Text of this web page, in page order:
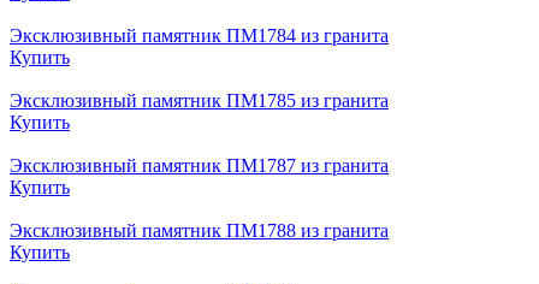
Эксклюзивный памятник ПМ1784 из гранита
Купить
Эксклюзивный памятник ПМ1785 из гранита
Купить
Эксклюзивный памятник ПМ1787 из гранита
Купить
Эксклюзивный памятник ПМ1788 из гранита
Купить